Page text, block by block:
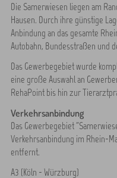
Die Samerwiesen liegen am
Hausen. Durch ihre günstige
Anbindung an das gesamte
Autobahn, Bundesstraßen und
Das Gewerbegebiet wurde
eine große Auswahl an
RehaPoint bis hin zur
Verkehrsanbindung
Das Gewerbegebiet
Verkehrsanbindung im Rhein-
entfernt.
A3 (Köln - Würzburg)